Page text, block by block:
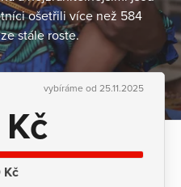
ošetřili více než 584
stále roste.
vybíráme od 25.11.2025